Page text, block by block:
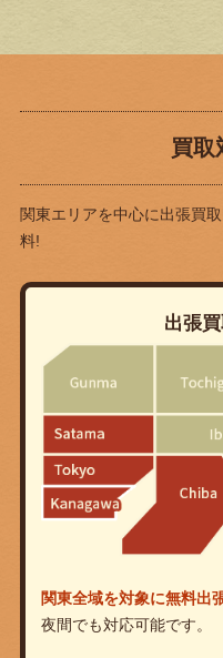
買取
関東エリアを中心に出張買
料!
出張
関東全域を対象に無料出
夜間でも対応可能です。